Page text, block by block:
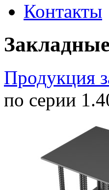
Контакты
Продукция
по серии